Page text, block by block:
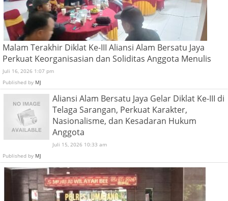
Malam Terakhir Diklat Ke-III Aliansi Alam Bersatu Jaya
Perkuat Keorganisasian dan Soliditas Anggota Menulis
Juli 16, 2026 1:07 pm
Published by MJ
Aliansi Alam Bersatu Jaya Gelar Diklat Ke-III di
Telaga Sarangan, Perkuat Karakter,
Nasionalisme, dan Kesadaran Hukum
Anggota
Juli 15, 2026 10:33 am
Published by MJ